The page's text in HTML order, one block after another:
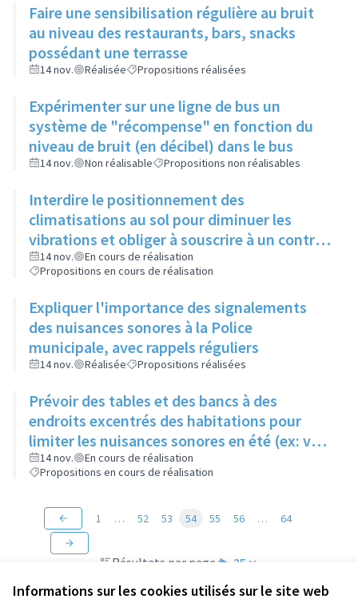
Informations sur les cookies utilisés sur le site web
Faire une sensibilisation régulière au bruit
au niveau des restaurants, bars, snacks
possédant une terrasse
14 nov. Réalisée Propositions réalisées
Expérimenter sur une ligne de bus un
système de "récompense" en fonction du
niveau de bruit (en décibel) dans le bus
14 nov. Non réalisable Propositions non réalisables
Interdire le positionnement des
climatisations au sol pour diminuer les
vibrations et obliger à souscrire à un contrat
de maintenance pour limiter le bruit,
notamment en immeuble
14 nov.
En cours de réalisation
Propositions en cours de réalisation
Expliquer l'importance des signalements
des nuisances sonores à la Police
municipale, avec rappels réguliers
14 nov. Réalisée Propositions réalisées
Prévoir des tables et des bancs à des
endroits excentrés des habitations pour
limiter les nuisances sonores en été (ex: vers
le lycée)
14 nov.
En cours de réalisation
Propositions en cours de réalisation
Résultats par page : 25
1 … 52 53 54 55 56 … 64